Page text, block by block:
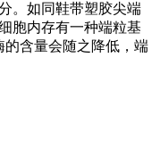
。如同鞋带塑胶尖端
胞内存有一种端粒基
的含量会随之降低，端